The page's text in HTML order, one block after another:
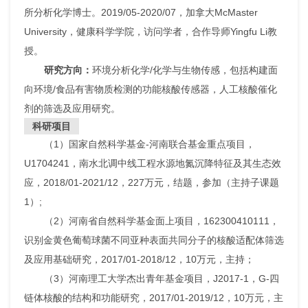
所分析化学博士。2019/05-2020/07，加拿大McMaster
University，健康科学学院，访问学者，合作导师Yingfu Li教
授。
研究方向： 环境分析化学/化学与生物传感，包括构建面
向环境/食品有害物质检测的功能核酸传感器，人工核酸催化
剂的筛选及应用研究。
科研项目
（1）国家自然科学基金-河南联合基金重点项目，
U1704241，南水北调中线工程水源地氮沉降特征及其生态效
应，2018/01-2021/12，227万元，结题，参加（主持子课题
1）;
（2）河南省自然科学基金面上项目，162300410111，
识别金黄色葡萄球菌不同亚种表面共同分子的核酸适配体筛选
及应用基础研究，2017/01-2018/12，10万元，主持；
（3）河南理工大学杰出青年基金项目，J2017-1，G-四
链体核酸的结构和功能研究，2017/01-2019/12，10万元，主